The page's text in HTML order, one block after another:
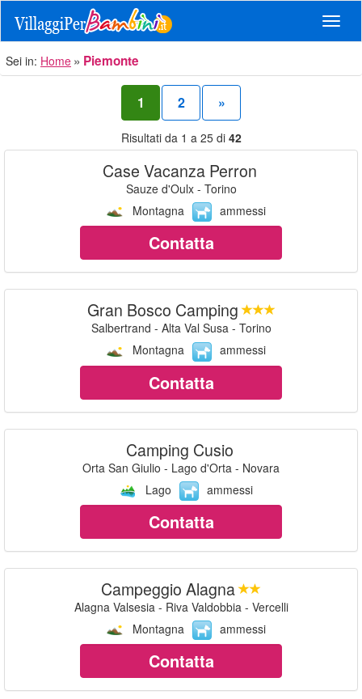
Sei in: Home Piemonte
1 2 »
Risultati da 1 a 25 di 42
Case Vacanza Perron
Sauze d'Oulx - Torino
Montagna
ammessi
Contatta
Gran Bosco Camping
Salbertrand - Alta Val Susa - Torino
Montagna
ammessi
Contatta
Camping Cusio
Orta San Giulio - Lago d'Orta - Novara
Lago
ammessi
Contatta
Campeggio Alagna
Alagna Valsesia - Riva Valdobbia - Vercelli
Montagna
ammessi
Contatta